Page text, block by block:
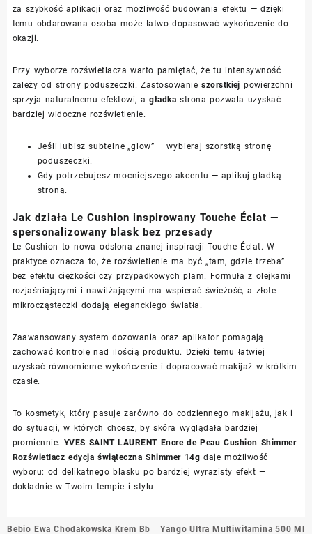
za szybkość aplikacji oraz możliwość budowania efektu — dzięki
temu obdarowana osoba może łatwo dopasować wykończenie do
okazji.
Przy wyborze rozświetlacza warto pamiętać, że tu intensywność
zależy od strony poduszeczki. Zastosowanieszorstkiej powierzchni
sprzyja naturalnemu efektowi, agładka strona pozwala uzyskać
bardziej widoczne rozświetlenie.
Jeśli lubisz subtelne „glow” — wybieraj szorstką stronę
poduszeczki.
Gdy potrzebujesz mocniejszego akcentu — aplikuj gładką
stroną.
Jak działa Le Cushion inspirowany Touche Éclat —
spersonalizowany blask bez przesady
Le Cushion to nowa odsłona znanej inspiracji Touche Éclat. W
praktyce oznacza to, że rozświetlenie ma być „tam, gdzie trzeba” —
bez efektu ciężkości czy przypadkowych plam. Formuła z olejkami
rozjaśniającymi i nawilżającymi ma wspierać świeżość, a złote
mikrocząsteczki dodają eleganckiego światła.
Zaawansowany system dozowania oraz aplikator pomagają
zachować kontrolę nad ilością produktu. Dzięki temu łatwiej
uzyskać równomierne wykończenie i dopracować makijaż w krótkim
czasie.
To kosmetyk, który pasuje zarówno do codziennego makijażu, jak i
do sytuacji, w których chcesz, by skóra wyglądała bardziej
promiennie. YVES SAINT LAURENT Encre de Peau Cushion Shimmer
Rozświetlacz edycja świąteczna Shimmer 14g daje możliwość
wyboru: od delikatnego blasku po bardziej wyrazisty efekt —
dokładnie w Twoim tempie i stylu.
Nawigacja
Bebio Ewa Chodakowska Krem Bb Yango Ultra Multiwitamina 500 Ml